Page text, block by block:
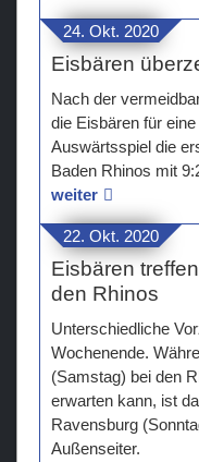
24. Okt. 2020
Eisbären
Nach der
die Eisbären für
Auswärtsspiel die
Baden Rhinos mit
weiter
22. Okt. 2020
Eisbären
den Rhinos
Unterschiedliche
Wochenende.
(Samstag) bei den
erwarten kann, ist
Ravensburg
Außenseiter.